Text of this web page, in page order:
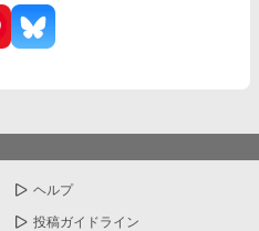
ヘルプ
投稿ガイドライン